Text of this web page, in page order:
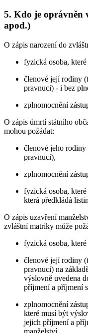
5. Kdo je oprávněn
apod.)
O zápis narození do
fyzická osoba, které
členové její rodiny
pravnuci) - i bez
zplnomocnění
O zápis úmrtí státního
mohou požádat:
členové jeho
pravnuci),
zplnomocnění
fyzická osoba,
která předkládá
O zápis uzavření
zvláštní matriky může
fyzická osoba, které
členové její rodiny
pravnuci) na
výslovně uvedena
příjmení a příjmení
zplnomocnění
které musí být
jejich příjmení a